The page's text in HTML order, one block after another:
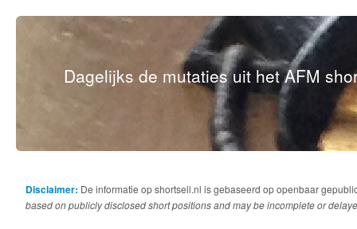
Dagelijks de mutaties uit het AFM
Disclaimer: De informatie op shortsell.nl is gebaseerd op openbaar
based on publicly disclosed short positions and may be incomplete or